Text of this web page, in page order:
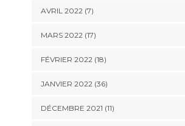
AVRIL 2022 (7)
MARS 2022 (17)
FÉVRIER 2022 (18)
JANVIER 2022 (36)
DÉCEMBRE 2021 (11)